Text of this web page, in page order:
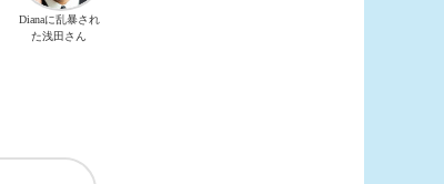
Dianaに乱暴され
た浅田さん